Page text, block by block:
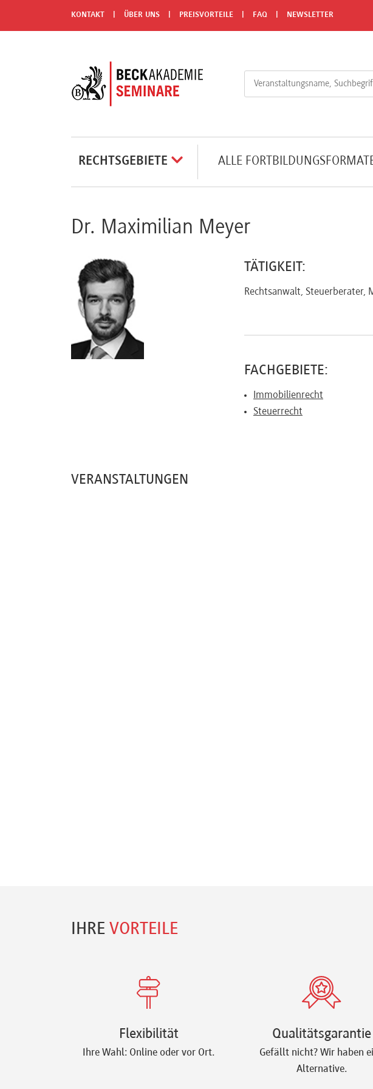
KONTAKT ÜBER UNS PREISVORTEILE FAQ NEWSLETTER
Preisvorteile
RECHTSGEBIETE ALLE
Dr. Maximilian Meyer
TÄTIGKEIT:
Rechtsanwalt, Steuerberater,
FACHGEBIETE:
Immobilienrecht
Steuerrecht
VERANSTALTUNGEN
IHRE VORTEILE
Flexibilität
Ihre Wahl: Online oder vor Ort.
Qualitätsgarantie
Gefällt nicht? Wir haben
Alternative.